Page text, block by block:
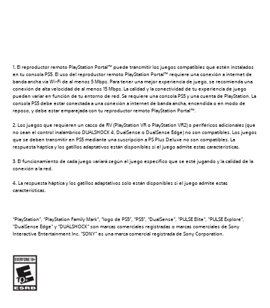
1. El reproductor remoto PlayStation Portal™ puede transmitir los juegos compatibles que estén instalados
en tu consola PS5. El uso del reproductor remoto PlayStation Portal™ requiere una conexión a internet de
banda ancha vía Wi-Fi de al menos 5 Mbps. Para tener una mejor experiencia de juego, se recomienda una
conexión de alta velocidad de al menos 15 Mbps. La calidad y la conectividad de tu experiencia de juego
pueden variar en función de tu entorno de red. Se requiere una consola PS5 y una cuenta de PlayStation. La
consola PS5 debe estar conectada a una conexión a internet de banda ancha, encendida o en modo de
reposo, y debe estar emparejada con tu reproductor remoto PlayStation Portal™.
2. Los juegos que requieren un casco de RV (PlayStation VR o PlayStation VR2) o periféricos adicionales (que
no sean el control inalámbrico DUALSHOCK 4, DualSense o DualSense Edge) no son compatibles. Los juegos
que se deben transmitir en PS5 mediante una suscripción a PS Plus Deluxe no son compatibles. La
respuesta háptica y los gatillos adaptativos están disponibles si el juego admite estas características.
3. El funcionamiento de cada juego variará según el juego específico que se esté jugando y la calidad de la
conexión a la red.
4. La respuesta háptica y los gatillos adaptativos solo están disponibles si el juego admite estas
características.
“PlayStation”, “PlayStation Family Mark”, “logo de PS5”, “PS5”, “DualSense”, "PULSE Elite", "PULSE Explore",
"DualSense Edge" y “DUALSHOCK” son marcas comerciales registradas o marcas comerciales de Sony
Interactive Entertainment Inc. “SONY” es una marca comercial registrada de Sony Corporation.